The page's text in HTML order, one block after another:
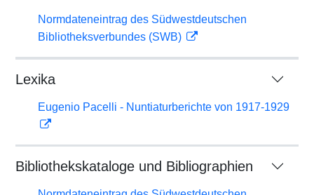
Normdateneintrag des Südwestdeutschen
Bibliotheksverbundes (SWB)
Lexika
Eugenio Pacelli - Nuntiaturberichte von 1917-1929
Bibliothekskataloge und Bibliographien